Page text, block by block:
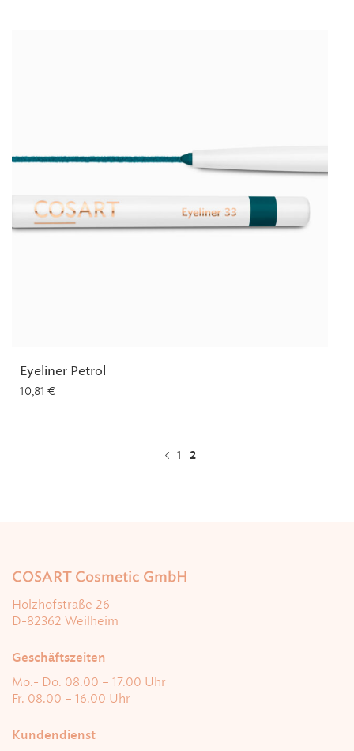
Eyeliner Petrol
10,81 €
1 2
COSART Cosmetic GmbH
Holzhofstraße 26
D-82362 Weilheim
Geschäftszeiten
Mo.- Do. 08.00 – 17.00 Uhr
Fr. 08.00 – 16.00 Uhr
Kundendienst